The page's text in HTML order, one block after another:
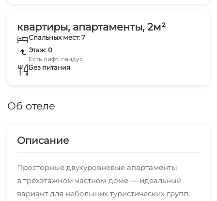
квартиры, апартаменты, 2м²
Спальных мест: 7
Этаж: 0
Есть лифт, пандус
Без питания
Об отеле
Описание
Просторные двухуровневые апартаменты
в трёхэтажном частном доме — идеальный
вариант для небольших туристических групп,